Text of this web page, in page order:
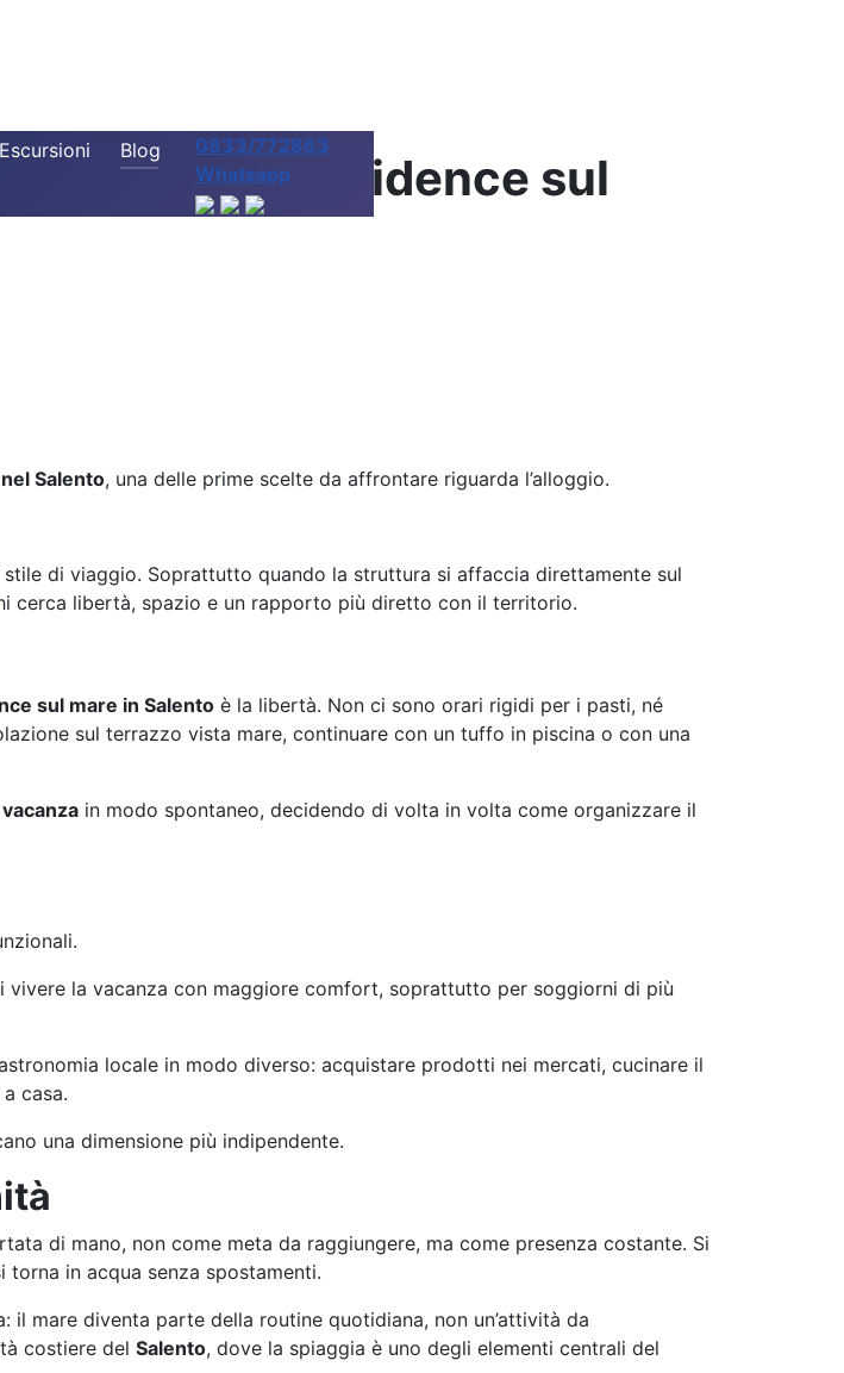
Escursioni Blog
0833/772863
Whatsapp
un residence sul
Salento, una delle prime scelte da affrontare riguarda l’alloggio.
di viaggio. Soprattutto quando la struttura si affaccia direttamente sul
cerca libertà, spazio e un rapporto più diretto con il territorio.
sul mare in Salento è la libertà. Non ci sono orari rigidi per i pasti, né
sul terrazzo vista mare, continuare con un tuffo in piscina o con una
vacanza in modo spontaneo, decidendo di volta in volta come organizzare il
vivere la vacanza con maggiore comfort, soprattutto per soggiorni di più
locale in modo diverso: acquistare prodotti nei mercati, cucinare il
casa.
una dimensione più indipendente.
di mano, non come meta da raggiungere, ma come presenza costante. Si
in acqua senza spostamenti.
mare diventa parte della routine quotidiana, non un’attività da
costiere del Salento, dove la spiaggia è uno degli elementi centrali del